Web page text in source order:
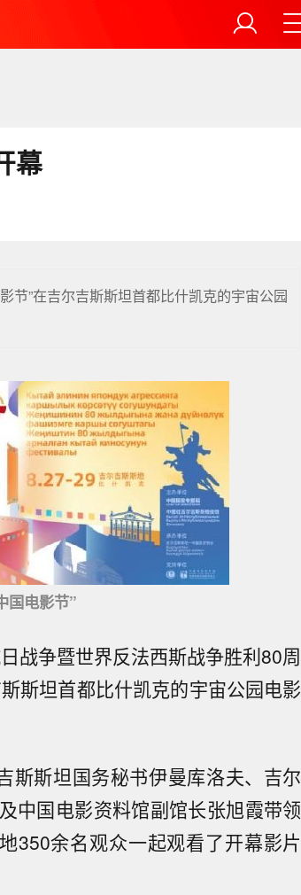
幕
节”在吉尔吉斯斯坦首都比什凯克的宇宙公园
国电影节”
战争暨世界反法西斯战争胜利80周
斯坦首都比什凯克的宇宙公园电影
斯斯坦国务秘书伊曼库洛夫、吉尔
中国电影资料馆副馆长张旭霞带领
350余名观众一起观看了开幕影片